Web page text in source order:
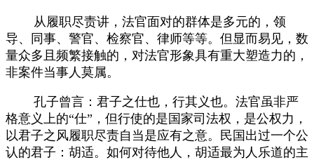
从履职尽责讲，法官面对的群体是多元的，领
导、同事、警官、检察官、律师等等。但显而易见，数
量众多且频繁接触的，对法官形象具有重大塑造力的，
非案件当事人莫属。
孔子曾言：君子之仕也，行其义也。法官虽非严
格意义上的“仕”，但行使的是国家司法权，是公权力，
以君子之风履职尽责自当是应有之意。民国出过一个公
认的君子：胡适。如何对待他人，胡适最为人乐道的主